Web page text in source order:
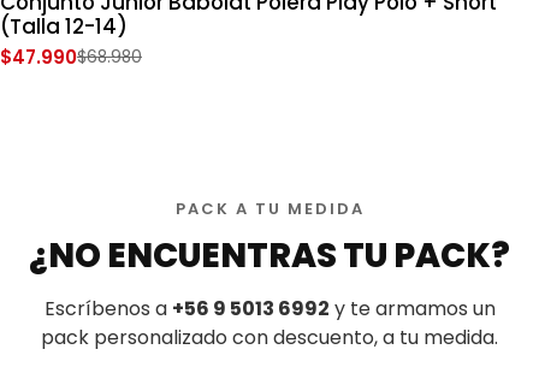
Nuevo
(Talla 12-14)
$47.990$68.980
PACK A TU MEDIDA
¿NO ENCUENTRAS TU PACK?
Escríbenos a +56 9 5013 6992 y te armamos un
pack personalizado con descuento, a tu medida.